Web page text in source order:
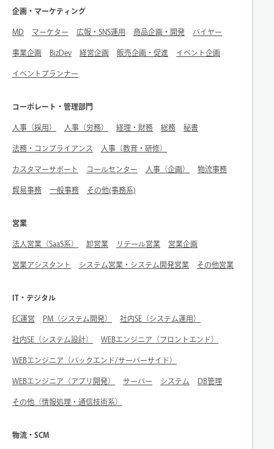
企画・マーケティング
MD マーケター 広報・SNS運用 商品企画・開発 バイヤー
事業企画 BizDev 経営企画 販売企画・促進 イベント企画
イベントプランナー
コーポレート・管理部門
人事（採用） 人事（労務） 経理・財務 総務 秘書
法務・コンプライアンス 人事（教育・研修）
カスタマーサポート コールセンター 人事（企画） 物流事務
貿易事務 一般事務 その他(事務系)
営業
法人営業（SaaS系） 卸営業 リテール営業 営業企画
営業アシスタント システム営業・システム開発営業 その他営業
IT・デジタル
EC運営 PM（システム開発） 社内SE（システム運用）
社内SE（システム設計） WEBエンジニア（フロントエンド）
WEBエンジニア（バックエンド/サーバーサイド）
WEBエンジニア（アプリ開発） サーバー システム DB管理
その他（情報処理・通信技術系）
物流・SCM